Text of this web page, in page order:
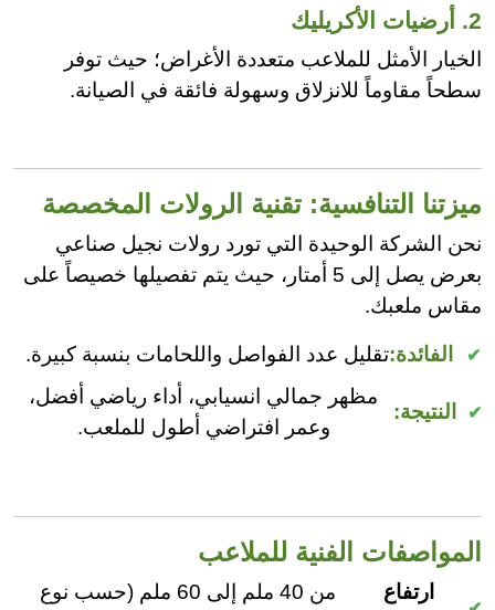
2. أرضيات الأكريليك
الخيار الأمثل للملاعب متعددة الأغراض؛ حيث توفر
سطحاً مقاوماً للانزلاق وسهولة فائقة في الصيانة.
ميزتنا التنافسية: تقنية الرولات المخصصة
نحن الشركة الوحيدة التي تورد رولات نجيل صناعي
بعرض يصل إلى 5 أمتار، حيث يتم تفصيلها خصيصاً على
مقاس ملعبك.
الفائدة:تقليل عدد الفواصل واللحامات بنسبة كبيرة.
النتيجة:
مظهر جمالي انسيابي، أداء رياضي أفضل،
وعمر افتراضي أطول للملعب.
المواصفات الفنية للملاعب
ارتفاع
من 40 ملم إلى 60 ملم (حسب نوع